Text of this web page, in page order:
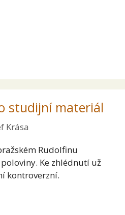
studijní materiál
Krása
Rudolfinu
Ke zhlédnutí už
kontroverzní.